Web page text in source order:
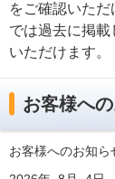
をご確認いた
では過去に掲
いただけます。
お客様へ
お客様へのお知ら